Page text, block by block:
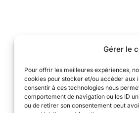
Gérer le
Pour offrir les meilleures expériences,
cookies pour stocker et/ou accéder aux
consentir à ces technologies nous
comportement de navigation ou les ID
ou de retirer son consentement peut